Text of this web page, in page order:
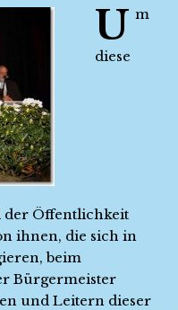
U m
diese
der Öffentlichkeit
ihnen, die sich in
beim
Bürgermeister
und Leitern dieser